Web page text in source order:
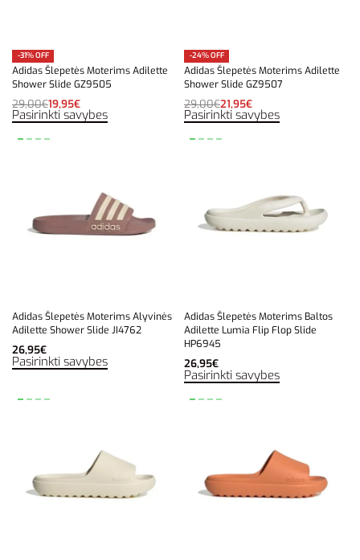
-31% OFF
Adidas Šlepetės Moterims Adilette
Shower Slide GZ9505
29,00€19,95€
Pasirinkti savybes
-24% OFF
Adidas Šlepetės Moterims Adilette
Shower Slide GZ9507
29,00€21,95€
Pasirinkti savybes
Adidas Šlepetės Moterims Alyvinės
Adilette Shower Slide JI4762
26,95€
Pasirinkti savybes
Adidas Šlepetės Moterims Baltos
Adilette Lumia Flip Flop Slide
HP6945
26,95€
Pasirinkti savybes